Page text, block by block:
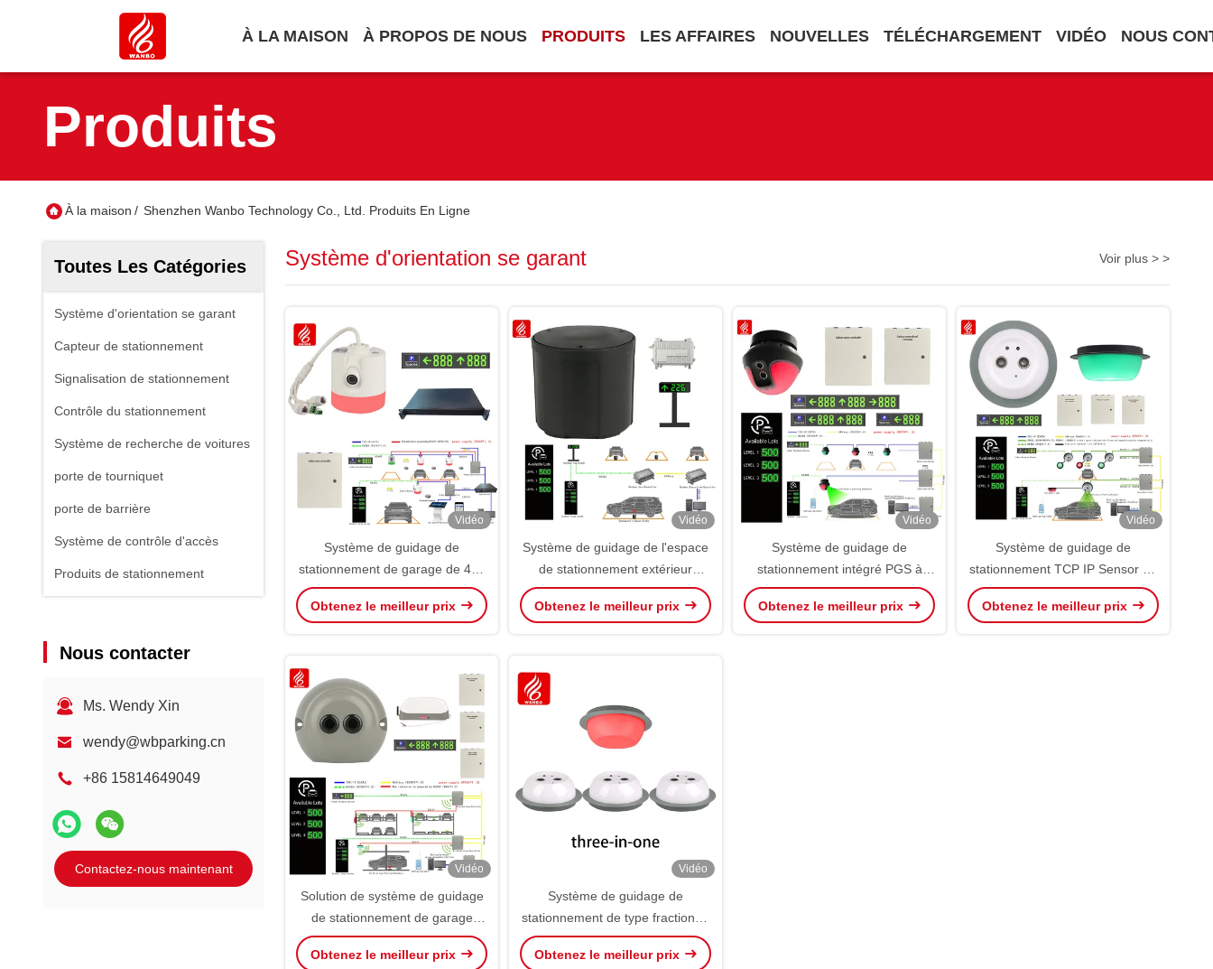
À LA MAISON À PROPOS DE NOUS PRODUITS LES AFFAIRES NOUVELLES TÉLÉCHARGEMENT VIDÉO NOUS
Produits
À la maison / Shenzhen Wanbo Technology Co., Ltd. Produits En Ligne
Toutes Les Catégories
Système d'orientation se garant
Capteur de stationnement
Signalisation de stationnement
Contrôle du stationnement
Système de recherche de voitures
porte de tourniquet
porte de barrière
Système de contrôle d'accès
Produits de stationnement
Nous contacter
Ms. Wendy Xin
wendy@wbparking.cn
+86 15814649049
Contactez-nous maintenant
Système d'orientation se garant Voir plus > >
Vidéo
Système de guidage de
stationnement de garage de 400
W
Obtenez le meilleur prix
Vidéo
Système de guidage de l'espace
de stationnement extérieur
Solution Système de guidage du
parking
Obtenez le meilleur prix
Vidéo
Système de guidage de
stationnement intégré PGS à
ultrasons monté à l'avant
Obtenez le meilleur prix
Vidéo
Système de guidage de
stationnement TCP IP Sensor de
détecteur PGS à ultrasons de
type fractionné
Obtenez le meilleur prix
Vidéo
Solution de système de guidage
de stationnement de garage
vertical
Obtenez le meilleur prix
Vidéo
Système de guidage de
stationnement de type fractionné
3 en 1 Capteur de détecteur PGS
à ultrasons
Obtenez le meilleur prix